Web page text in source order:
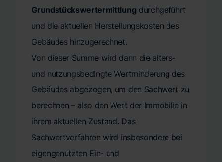
Grundstückswertermittlung durchgeführt
und die aktuellen Herstellungskosten des
Gebäudes hinzugerechnet.
Von dieser Summe wird dann die alters-
und nutzungsbedingte Wertminderung des
Gebäudes abgezogen, um den Sachwert zu
berechnen – also den Wert der Immobilie in
ihrem aktuellen Zustand. Das
Sachwertverfahren wird insbesondere bei
eigengenutzten Ein- und